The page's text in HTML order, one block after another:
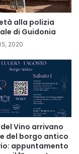
alla polizia
di Guidonia
2020
Vino arrivano
del borgo antico
appuntamento